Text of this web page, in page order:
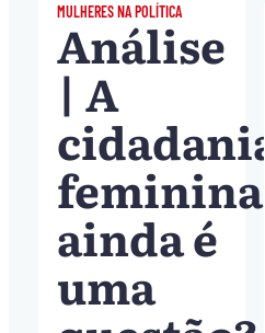
MULHERES NA POLÍTICA
Análise
| A
cidadania
feminina
ainda é
uma